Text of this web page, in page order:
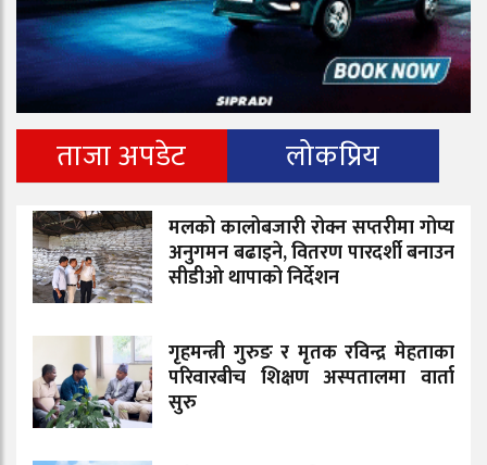
ताजा अपडेट लोकप्रिय
मलको कालोबजारी रोक्न सप्तरीमा गोप्य
अनुगमन बढाइने, वितरण पारदर्शी बनाउन
सीडीओ थापाको निर्देशन
गृहमन्त्री गुरुङ र मृतक रविन्द्र मेहताका
परिवारबीच शिक्षण अस्पतालमा वार्ता
सुरु